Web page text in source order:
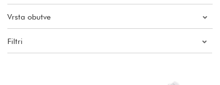
Vrsta obutve
Filtri